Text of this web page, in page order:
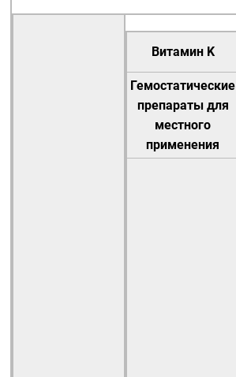
Витамин K
Гемостатические
препараты для
местного
применения